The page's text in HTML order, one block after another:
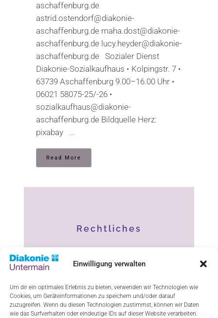
Einwilligung verwalten
Um dir ein optimales Erlebnis zu bieten, verwenden wir Technologien wie
Cookies, um Geräteinformationen zu speichern und/oder darauf
zuzugreifen. Wenn du diesen Technologien zustimmst, können wir Daten
wie das Surfverhalten oder eindeutige IDs auf dieser Website verarbeiten.
aschaffenburg.de
astrid.ostendorf@diakonie-
aschaffenburg.de maha.dost@diakonie-
aschaffenburg.de lucy.heyder@diakonie-
aschaffenburg.de Sozialer Dienst
Diakonie-Sozialkaufhaus • Kolpingstr. 7 •
63739 Aschaffenburg 9.00–16.00 Uhr •
06021 58075-25/-26 •
sozialkaufhaus@diakonie-
aschaffenburg.de Bildquelle Herz:
pixabay ...
Read More
Rechtliches
Haftungsausschluss